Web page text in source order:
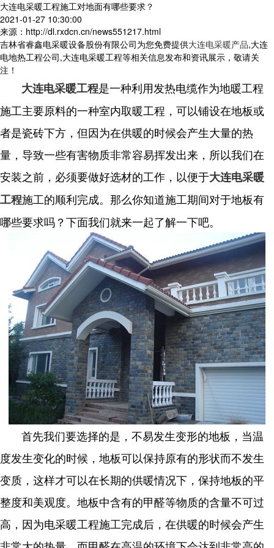
大连电采暖工程施工对地面有哪些要求？
2021-01-27 10:30:00
来源：http://dl.rxdcn.cn/news551217.html
吉林省睿鑫电采暖设备股份有限公司为您免费提供大连电采暖产品,大连
电地热工程公司,大连电采暖工程等相关信息发布和资讯展示，敬请关
注！
大连电采暖工程是一种利用发热电缆作为地暖工程
施工主要原料的一种室内取暖工程，可以铺设在地板或
者是瓷砖下方，但因为在供暖的时候会产生大量的热
量，导致一些有害物质非常容易挥发出来，所以我们在
安装之前，必须要做好选材的工作，以便于大连电采暖
工程施工的顺利完成。那么你知道施工期间对于地板有
哪些要求吗？下面我们就来一起了解一下吧。
首先我们要选择的是，不易发生变形的地板，当温
度发生变化的时候，地板可以保持原有的形状而不发生
变质，这样才可以在长期的供暖情况下，保持地板的平
整度和美观度。地板中含有的甲醛等物质的含量不可过
高，因为电采暖工程施工完成后，在供暖的时候会产生